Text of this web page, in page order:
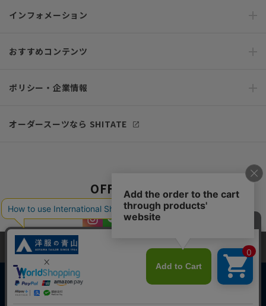
インフォメーション
おすすめコンテンツ
ポリシー・企業情報
オーダースーツなら SHITATE
OFFICIAL SNS
当サイトでは、快適な閲覧体験とコンテンツ改善のためにCookieを使用
しています。閲覧を続けることで、Cookieの使用に同意したものとみな
します。詳細については